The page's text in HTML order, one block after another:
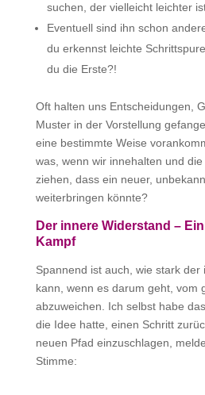
suchen, der vielleicht leichter
Eventuell sind ihn schon
du erkennst leichte
du die Erste?!
Oft halten uns Entscheidungen,
Muster in der Vorstellung
eine bestimmte Weise
was, wenn wir innehalten und
ziehen, dass ein neuer,
weiterbringen könnte?
Der innere Widerstand –
Kampf
Spannend ist auch, wie stark der
kann, wenn es darum geht, vom
abzuweichen. Ich selbst habe
die Idee hatte, einen Schritt
neuen Pfad einzuschlagen,
Stimme: